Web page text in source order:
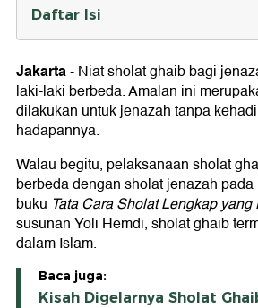
Daftar Isi
Niat Sholat Ghaib: Arab,
1. Niat Sholat Ghaib Jenazah
2. Niat Sholat Ghaib Jenazah
Tata Cara Sholat Ghaib
Jakarta-Niat sholat ghaib bagi
laki-laki berbeda. Amalan ini
dilakukan untuk jenazah tanpa
hadapannya.
Walau begitu, pelaksanaan sholat
berbeda dengan sholat jenazah
buku Tata Cara Sholat Lengkap
susunan Yoli Hemdi, sholat ghaib
dalam Islam.
Baca juga:
Kisah Digelarnya Sholat